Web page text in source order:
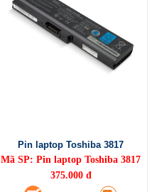
Pin laptop Toshiba 3817
Mã SP: Pin laptop Toshiba 3817
375.000 đ